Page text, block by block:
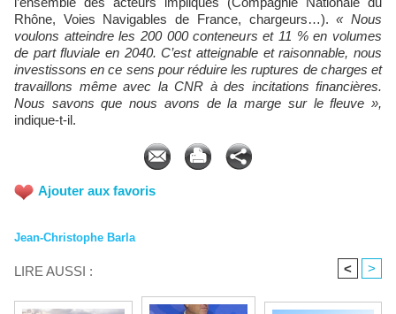
Rhône, Voies Navigables de France, chargeurs…).« Nous
voulons atteindre les 200 000 conteneurs et 11 % en volumes
de part fluviale en 2040. C’est atteignable et raisonnable, nous
investissons en ce sens pour réduire les ruptures de charges et
travaillons même avec la CNR à des incitations financières.
Nous savons que nous avons de la marge sur le fleuve »,
indique-t-il.
Ajouter aux favoris
Jean-Christophe Barla
LIRE AUSSI : < >